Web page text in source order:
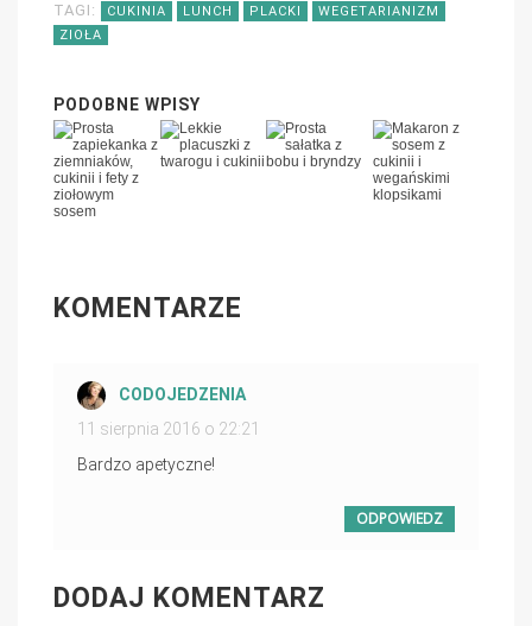
TAGI:
CUKINIA LUNCH PLACKI
WEGETARIANIZM
ZIOŁA
PODOBNE WPISY
KOMENTARZE
CODOJEDZENIA
11 sierpnia 2016 o 22:21
Bardzo apetyczne!
ODPOWIEDZ
DODAJ KOMENTARZ